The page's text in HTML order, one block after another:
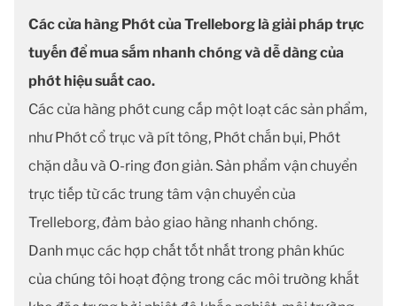
Các cửa hàng Phớt của Trelleborg là giải pháp trực
tuyến để mua sắm nhanh chóng và dễ dàng của
phớt hiệu suất cao.
Các cửa hàng phớt cung cấp một loạt các sản phẩm,
như Phớt cổ trục và pít tông, Phớt chắn bụi, Phớt
chặn dầu và O-ring đơn giản. Sản phẩm vận chuyển
trực tiếp từ các trung tâm vận chuyển của
Trelleborg, đảm bảo giao hàng nhanh chóng.
Danh mục các hợp chất tốt nhất trong phân khúc
của chúng tôi hoạt động trong các môi trường khắt